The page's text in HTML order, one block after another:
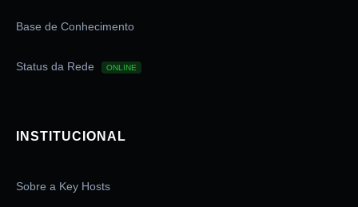
Base de Conhecimento
Status da Rede ONLINE
INSTITUCIONAL
Sobre a Key Hosts